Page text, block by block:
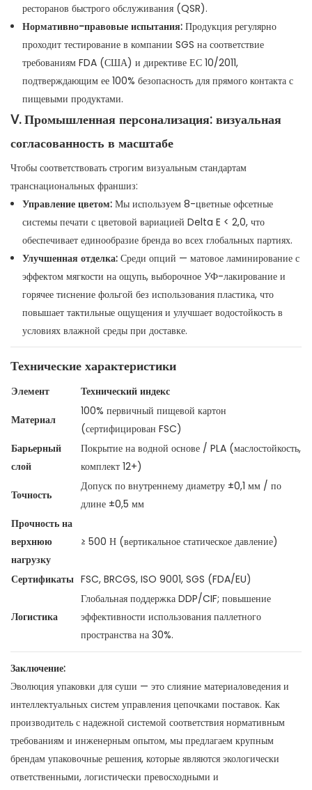
ресторанов быстрого обслуживания (QSR).
Нормативно-правовые испытания:Продукция регулярно
проходит тестирование в компании SGS на соответствие
требованиям FDA (США) и директиве ЕС 10/2011,
подтверждающим ее 100% безопасность для прямого контакта с
пищевыми продуктами.
V. Промышленная персонализация: визуальная
согласованность в масштабе
Чтобы соответствовать строгим визуальным стандартам
транснациональных франшиз:
Управление цветом:Мы используем 8-цветные офсетные
системы печати с цветовой вариацией Delta E < 2,0, что
обеспечивает единообразие бренда во всех глобальных партиях.
Улучшенная отделка:Среди опций — матовое ламинирование с
эффектом мягкости на ощупь, выборочное УФ-лакирование и
горячее тиснение фольгой без использования пластика, что
повышает тактильные ощущения и улучшает водостойкость в
условиях влажной среды при доставке.
Технические характеристики
Элемент Технический индекс
Материал
100% первичный пищевой картон
(сертифицирован FSC)
Барьерный
слой
Покрытие на водной основе / PLA (маслостойкость,
комплект 12+)
Точность
Допуск по внутреннему диаметру ±0,1 мм / по
длине ±0,5 мм
Прочность на
верхнюю
нагрузку
≥ 500 Н (вертикальное статическое давление)
Сертификаты FSC, BRCGS, ISO 9001, SGS (FDA/EU)
Логистика
Глобальная поддержка DDP/CIF; повышение
эффективности использования паллетного
пространства на 30%.
Заключение:
Эволюция упаковки для суши — это слияние материаловедения и
интеллектуальных систем управления цепочками поставок. Как
производитель с надежной системой соответствия нормативным
требованиям и инженерным опытом, мы предлагаем крупным
брендам упаковочные решения, которые являются экологически
ответственными, логистически превосходными и